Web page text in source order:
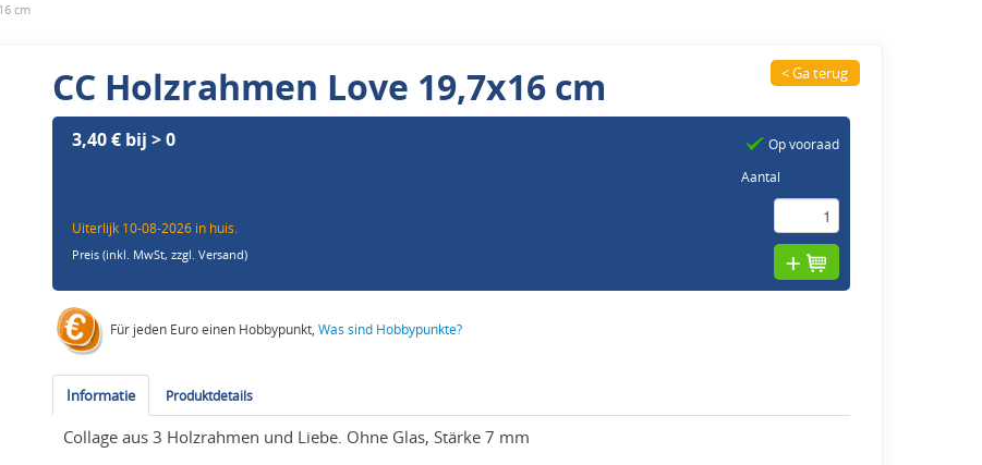
cm
CC Holzrahmen Love 19,7x16 cm < Ga terug
3,40 € bij > 0
Uiterlijk 10-08-2026 in huis.
Preis (inkl. MwSt,zzgl. Versand)
Op vooraad
Aantal
Für jeden Euro einen Hobbypunkt,Was sind Hobbypunkte?
Informatie Produktdetails
Collage aus 3 Holzrahmen und Liebe. Ohne Glas, Stärke 7 mm